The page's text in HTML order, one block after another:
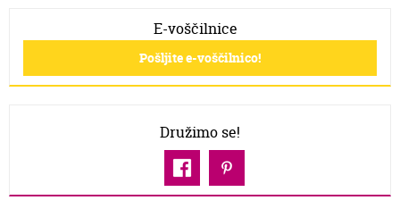
E-voščilnice
Pošljite e-voščilnico!
Družimo se!